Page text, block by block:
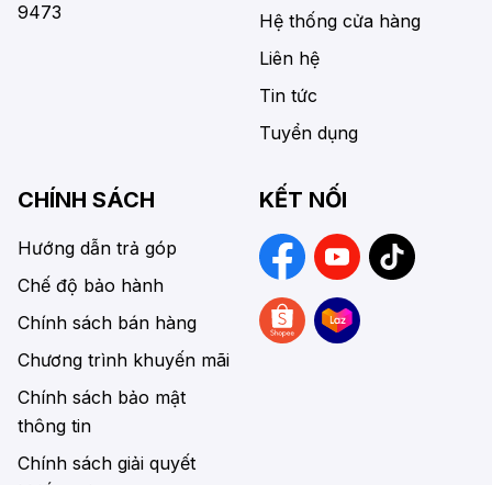
9473
Hệ thống cửa hàng
Liên hệ
Tin tức
Tuyển dụng
CHÍNH SÁCH
Hướng dẫn trả góp
Chế độ bảo hành
Chính sách bán hàng
Chương trình khuyến mãi
Chính sách bảo mật
thông tin
Chính sách giải quyết
KẾT NỐI